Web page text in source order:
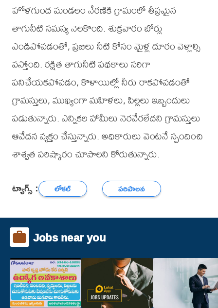
హోళగుంద మండలం నేరణికి గ్రామంలో తీవ్రమైన
తాగునీటి సమస్య నెలకొంది. శుక్రవారం బోర్లు
ఎండిపోవడంతో, ప్రజలు నీటి కోసం మైళ్ల దూరం వెళ్లాల్సి
వస్తోంది. రక్షిత తాగునీటి పథకాలు సరిగా
పనిచేయకపోవడం, కొళాయిల్లో నీరు రాకపోవడంతో
గ్రామస్తులు, ముఖ్యంగా మహిళలు, పిల్లలు ఇబ్బందులు
పడుతున్నారు. ఎన్నికల హామీలు నెరవేరలేదని గ్రామస్తులు
ఆవేదన వ్యక్తం చేస్తున్నారు. అధికారులు వెంటనే స్పందించి
శాశ్వత పరిష్కారం చూపాలని కోరుతున్నారు.
ట్యాగ్స్ : లోకల్ పరిపాలన
Jobs near you